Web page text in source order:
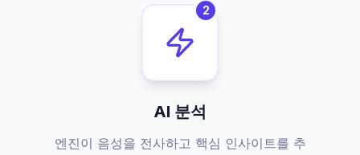
2
AI 분석
엔진이 음성을 전사하고 핵심 인사이트를 추